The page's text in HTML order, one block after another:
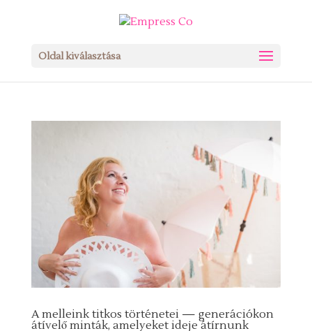
Oldal kiválasztása
A melleink titkos történetei — generációkon
átívelő minták, amelyeket ideje átírnunk